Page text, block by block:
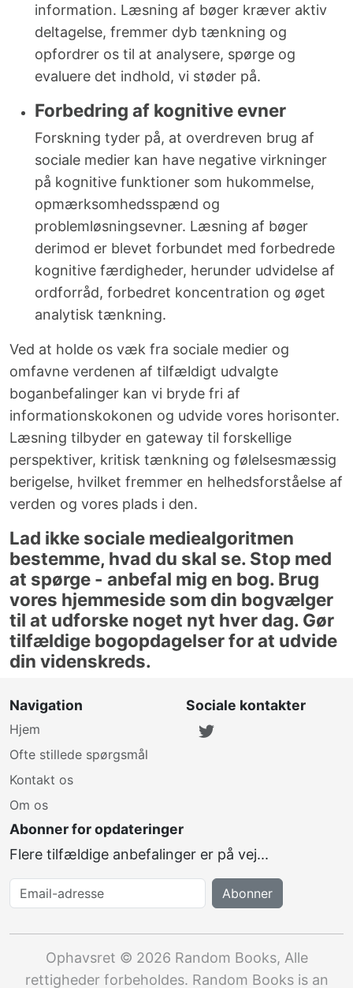
information. Læsning af bøger kræver aktiv
deltagelse, fremmer dyb tænkning og
opfordrer os til at analysere, spørge og
evaluere det indhold, vi støder på.
Forbedring af kognitive evner
Forskning tyder på, at overdreven brug af
sociale medier kan have negative virkninger
på kognitive funktioner som hukommelse,
opmærksomhedsspænd og
problemløsningsevner. Læsning af bøger
derimod er blevet forbundet med forbedrede
kognitive færdigheder, herunder udvidelse af
ordforråd, forbedret koncentration og øget
analytisk tænkning.
Ved at holde os væk fra sociale medier og
omfavne verdenen af tilfældigt udvalgte
boganbefalinger kan vi bryde fri af
informationskokonen og udvide vores horisonter.
Læsning tilbyder en gateway til forskellige
perspektiver, kritisk tænkning og følelsesmæssig
berigelse, hvilket fremmer en helhedsforståelse af
verden og vores plads i den.
Lad ikke sociale mediealgoritmen
bestemme, hvad du skal se. Stop med
at spørge - anbefal mig en bog. Brug
vores hjemmeside som din bogvælger
til at udforske noget nyt hver dag. Gør
tilfældige bogopdagelser for at udvide
din videnskreds.
Navigation
Hjem
Ofte stillede spørgsmål
Kontakt os
Om os
Sociale kontakter
Abonner for opdateringer
Flere tilfældige anbefalinger er på vej...
Email-adresse Abonner
Ophavsret © 2026 Random Books, Alle
rettigheder forbeholdes. Random Books is an